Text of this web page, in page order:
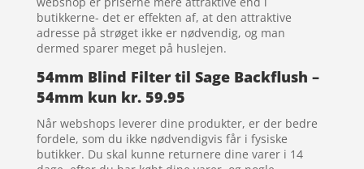
butikkerne- det er effekten af, at den attraktive
adresse på strøget ikke er nødvendig, og man
dermed sparer meget på huslejen.
54mm Blind Filter til Sage Backflush –
54mm kun kr. 59.95
Når webshops leverer dine produkter, er der bedre
fordele, som du ikke nødvendigvis får i fysiske
butikker. Du skal kunne returnere dine varer i 14